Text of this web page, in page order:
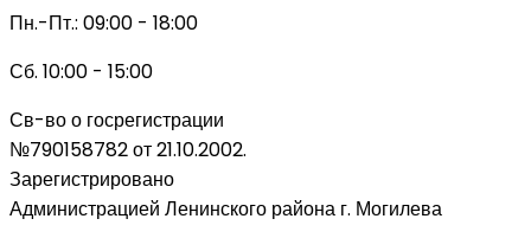
Пн.-Пт.: 09:00 - 18:00
Сб. 10:00 - 15:00
Св-во о госрегистрации
№790158782 от 21.10.2002.
Зарегистрировано
Администрацией Ленинского района г. Могилева